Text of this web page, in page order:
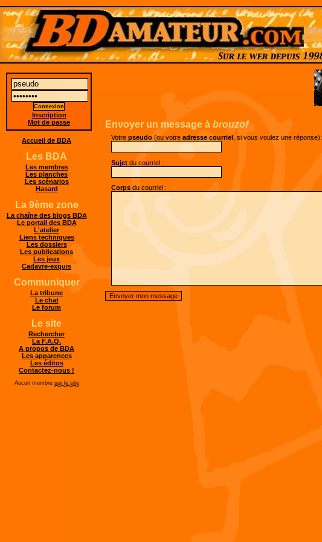
Envoyer un message à brouzof
Votrepseudo (ou votreadresse courriel , si vous voulez une réponse):
Sujet du courriel :
Corps du courriel :
Inscription
Mot de passe
Accueil de BDA
Les BDA
Les membres
Les planches
Les scénarios
Hasard
La 9ème zone
La chaîne des blogs BDA
Le portail des BDA
L'atelier
Liens techniques
Les dossiers
Les publications
Les jeux
Cadavre-exquis
Communiquer
La tribune
Le chat
Le forum
Le site
Rechercher
La F.A.Q.
A propos de BDA
Les apparences
Les éditos
Contactez-nous !
Aucun membre sur le site